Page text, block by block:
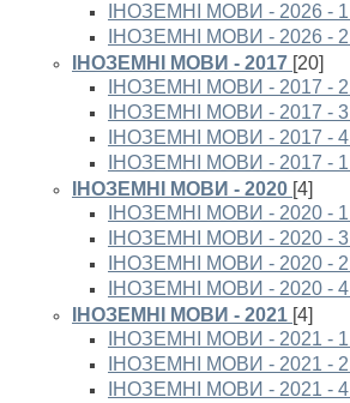
ІНОЗЕМНІ МОВИ - 2026 - 1
ІНОЗЕМНІ МОВИ - 2026 - 2
ІНОЗЕМНІ МОВИ - 2017 [20]
ІНОЗЕМНІ МОВИ - 2017 - 2
ІНОЗЕМНІ МОВИ - 2017 - 3
ІНОЗЕМНІ МОВИ - 2017 - 4
ІНОЗЕМНІ МОВИ - 2017 - 1
ІНОЗЕМНІ МОВИ - 2020 [4]
ІНОЗЕМНІ МОВИ - 2020 - 1
ІНОЗЕМНІ МОВИ - 2020 - 3
ІНОЗЕМНІ МОВИ - 2020 - 2
ІНОЗЕМНІ МОВИ - 2020 - 4
ІНОЗЕМНІ МОВИ - 2021 [4]
ІНОЗЕМНІ МОВИ - 2021 - 1
ІНОЗЕМНІ МОВИ - 2021 - 2
ІНОЗЕМНІ МОВИ - 2021 - 4